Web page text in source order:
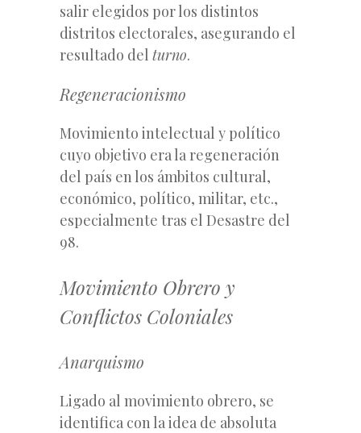
salir elegidos por los distintos
distritos electorales, asegurando el
resultado del turno.
Regeneracionismo
Movimiento intelectual y político
cuyo objetivo era la regeneración
del país en los ámbitos cultural,
económico, político, militar, etc.,
especialmente tras el Desastre del
98.
Movimiento Obrero y
Conflictos Coloniales
Anarquismo
Ligado al movimiento obrero, se
identifica con la idea de absoluta